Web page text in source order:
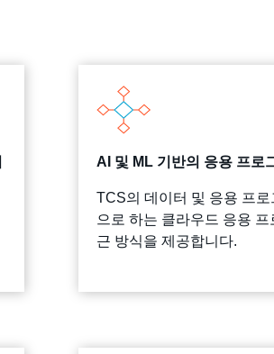
AI 및 ML 기반의 응용 프로
TCS의 데이터 및 응용 프
으로 하는 클라우드 응용
근 방식을 제공합니다.